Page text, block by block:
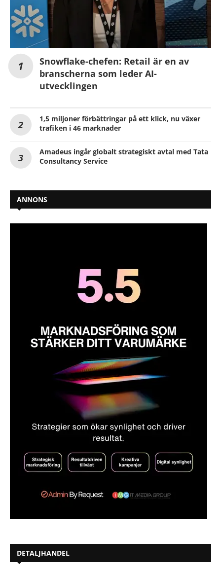
Snowflake-chefen: Retail är en av
branscherna som leder AI-
utvecklingen
1,5 miljoner förbättringar på ett klick, nu växer
trafiken i 46 marknader
Amadeus ingår globalt strategiskt avtal med Tata
Consultancy Service
ANNONS
DETALJHANDEL